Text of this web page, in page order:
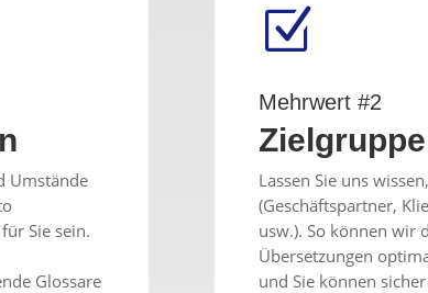
Umstände
Sie sein.
Glossare
Z
Mehrwert #2
Lassen Sie uns
(Geschäftspartner,
usw.). So können wir
Übersetzungen
und Sie können